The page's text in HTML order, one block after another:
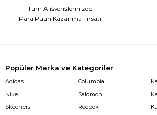
Tüm Alışverişlerinizde
Para Puan Kazanma Fırsatı
Popüler Marka ve Kategoriler
Adidas
Nike
Skechers
Columbia
Salomon
Reebok